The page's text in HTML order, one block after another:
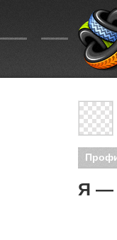
Я —